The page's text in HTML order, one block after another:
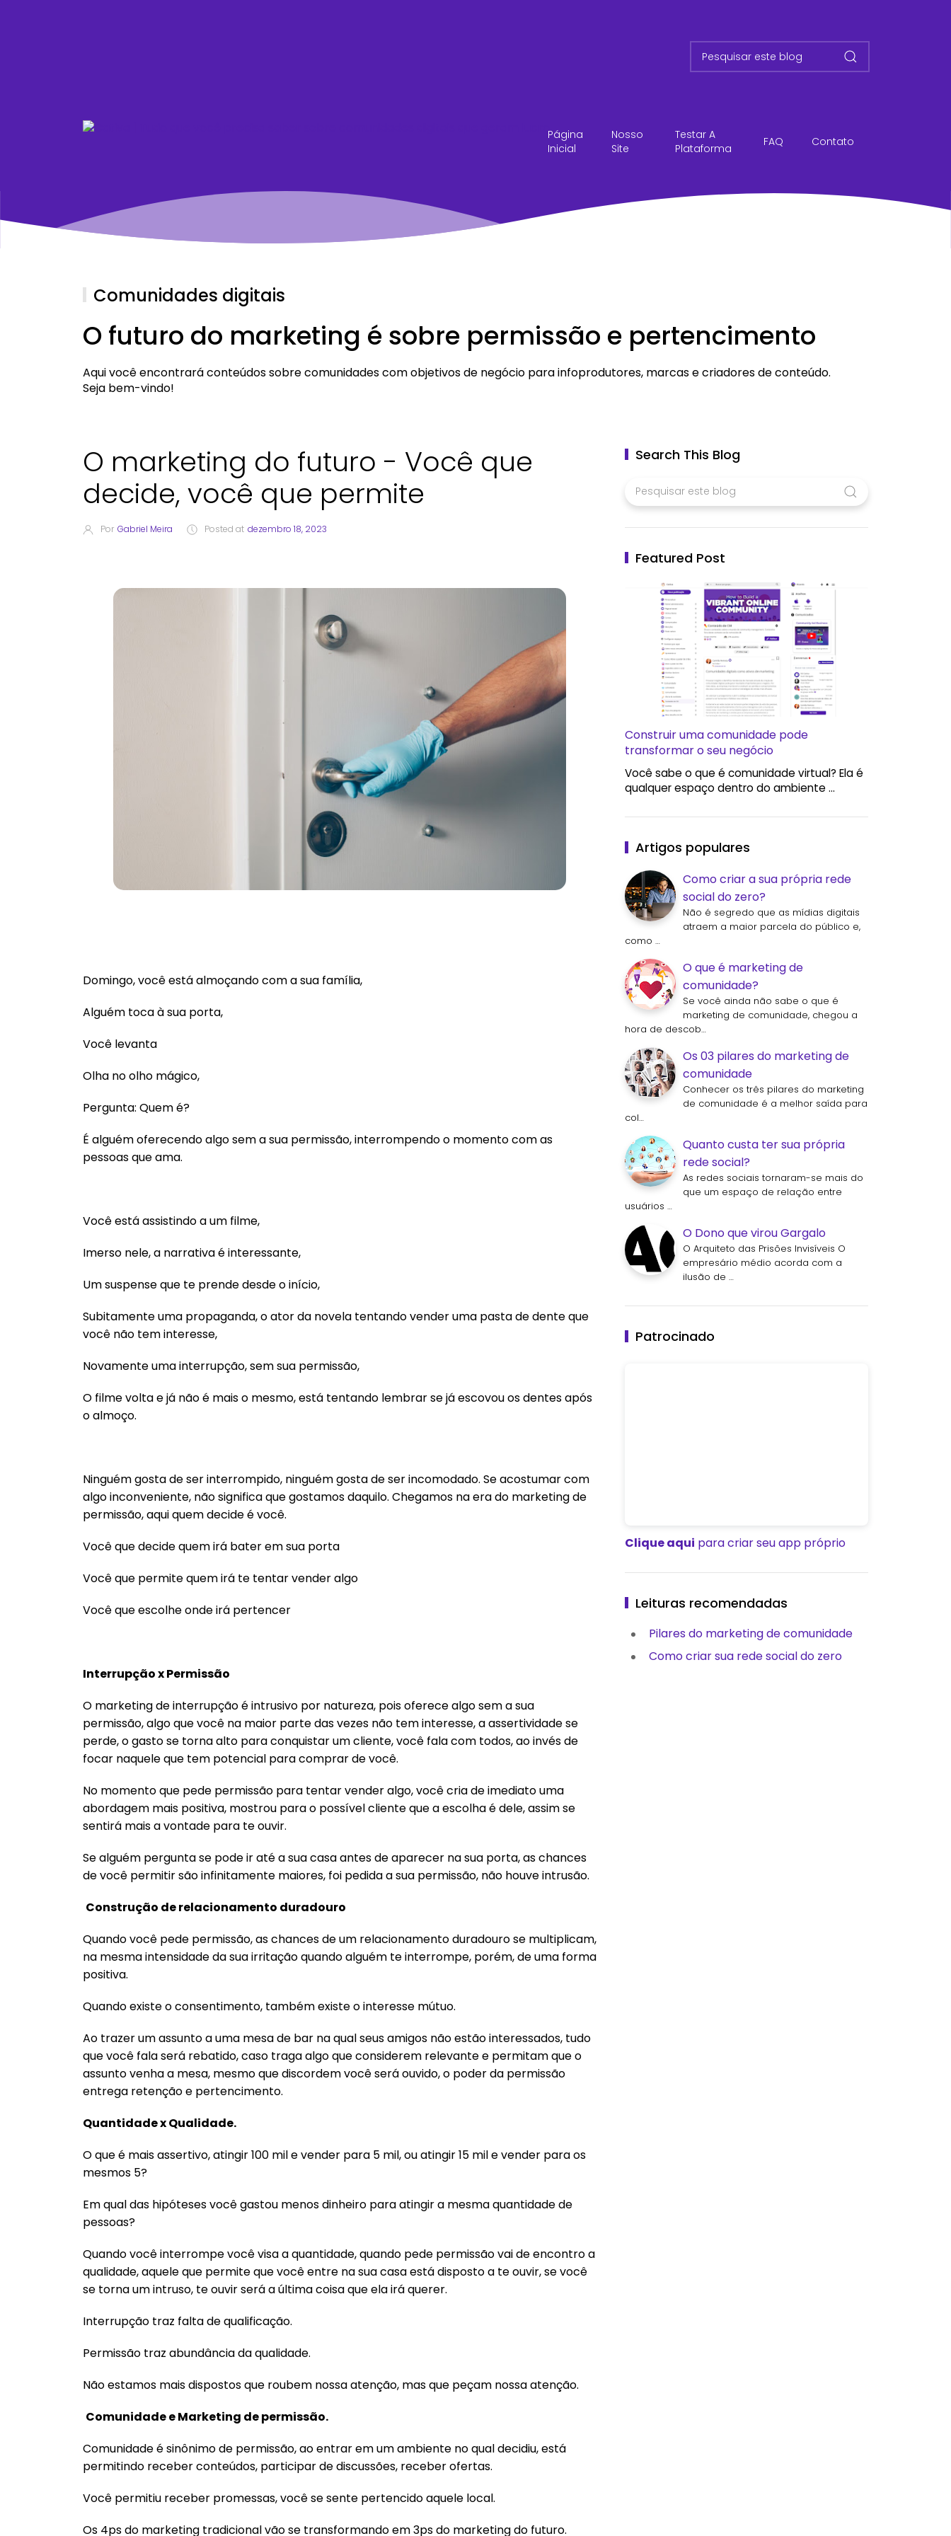
Página
Inicial
Nosso
Site
Testar A
Plataforma
FAQ Contato
Comunidades digitais
O futuro do marketing é sobre permissão e pertencimento
Aqui você encontrará conteúdos sobre comunidades com objetivos de negócio para infoprodutores, marcas e criadores de conteúdo.
Seja bem-vindo!
O marketing do futuro - Você que
decide, você que permite
Por Gabriel Meira Posted at dezembro 18, 2023
Domingo, você está almoçando com a sua família,
Alguém toca à sua porta,
Você levanta
Olha no olho mágico,
Pergunta: Quem é?
É alguém oferecendo algo sem a sua permissão, interrompendo o momento com as
pessoas que ama.
Você está assistindo a um filme,
Imerso nele, a narrativa é interessante,
Um suspense que te prende desde o início,
Subitamente uma propaganda, o ator da novela tentando vender uma pasta de dente que
você não tem interesse,
Novamente uma interrupção, sem sua permissão,
O filme volta e já não é mais o mesmo, está tentando lembrar se já escovou os dentes após
o almoço.
Ninguém gosta de ser interrompido, ninguém gosta de ser incomodado. Se acostumar com
algo inconveniente, não significa que gostamos daquilo. Chegamos na era do marketing de
permissão, aqui quem decide é você.
Você que decide quem irá bater em sua porta
Você que permite quem irá te tentar vender algo
Você que escolhe onde irá pertencer
Interrupção x Permissão
O marketing de interrupção é intrusivo por natureza, pois oferece algo sem a sua
permissão, algo que você na maior parte das vezes não tem interesse, a assertividade se
perde, o gasto se torna alto para conquistar um cliente, você fala com todos, ao invés de
focar naquele que tem potencial para comprar de você.
No momento que pede permissão para tentar vender algo, você cria de imediato uma
abordagem mais positiva, mostrou para o possível cliente que a escolha é dele, assim se
sentirá mais a vontade para te ouvir.
Se alguém pergunta se pode ir até a sua casa antes de aparecer na sua porta, as chances
de você permitir são infinitamente maiores, foi pedida a sua permissão, não houve intrusão.
Construção de relacionamento duradouro
Quando você pede permissão, as chances de um relacionamento duradouro se multiplicam,
na mesma intensidade da sua irritação quando alguém te interrompe, porém, de uma forma
positiva.
Quando existe o consentimento, também existe o interesse mútuo.
Ao trazer um assunto a uma mesa de bar na qual seus amigos não estão interessados, tudo
que você fala será rebatido, caso traga algo que considerem relevante e permitam que o
assunto venha a mesa, mesmo que discordem você será ouvido, o poder da permissão
entrega retenção e pertencimento.
Quantidade x Qualidade.
O que é mais assertivo, atingir 100 mil e vender para 5 mil, ou atingir 15 mil e vender para os
mesmos 5?
Em qual das hipóteses você gastou menos dinheiro para atingir a mesma quantidade de
pessoas?
Quando você interrompe você visa a quantidade, quando pede permissão vai de encontro a
qualidade, aquele que permite que você entre na sua casa está disposto a te ouvir, se você
se torna um intruso, te ouvir será a última coisa que ela irá querer.
Interrupção traz falta de qualificação.
Permissão traz abundância da qualidade.
Não estamos mais dispostos que roubem nossa atenção, mas que peçam nossa atenção.
Comunidade e Marketing de permissão.
Comunidade é sinônimo de permissão, ao entrar em um ambiente no qual decidiu, está
permitindo receber conteúdos, participar de discussões, receber ofertas.
Você permitiu receber promessas, você se sente pertencido aquele local.
Os 4ps do marketing tradicional vão se transformando em 3ps do marketing do futuro.
Search This Blog
Featured Post
Construir uma comunidade pode
transformar o seu negócio
Você sabe o que é comunidade virtual? Ela é
qualquer espaço dentro do ambiente …
Artigos populares
Como criar a sua própria rede
social do zero?
Não é segredo que as mídias digitais
atraem a maior parcela do público e,
como …
O que é marketing de
comunidade?
Se você ainda não sabe o que é
marketing de comunidade, chegou a
hora de descob…
Os 03 pilares do marketing de
comunidade
Conhecer os três pilares do marketing
de comunidade é a melhor saída para
col…
Quanto custa ter sua própria
rede social?
As redes sociais tornaram-se mais do
que um espaço de relação entre
usuários …
O Dono que virou Gargalo
O Arquiteto das Prisões Invisíveis O
empresário médio acorda com a
ilusão de …
Patrocinado
Clique aqui para criar seu app próprio
Leituras recomendadas
Pilares do marketing de comunidade
Como criar sua rede social do zero